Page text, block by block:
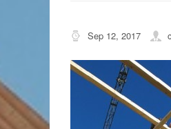
Sep 12, 2017